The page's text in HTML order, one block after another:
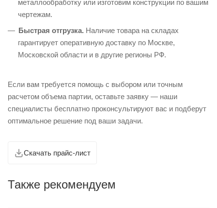
металлообработку или изготовим конструкции по вашим
чертежам.
Быстрая отгрузка. Наличие товара на складах
гарантирует оперативную доставку по Москве,
Московской области и в другие регионы РФ.
Если вам требуется помощь с выбором или точным
расчетом объема партии, оставьте заявку — наши
специалисты бесплатно проконсультируют вас и подберут
оптимальное решение под ваши задачи.
Скачать прайс-лист
Также рекомендуем